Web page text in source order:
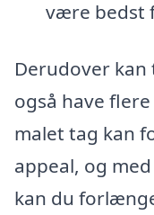
være bedst
Derudover
også have
malet tag kan
appeal, og
kan du